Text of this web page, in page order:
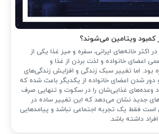
کمبود ویتامین می‌شوند؟
اکثر خانه‌های ایرانی، سفره و میز غذا یکی از
اعضای خانواده و لذت بردن از غذا و
بود. اما تغییر سبک زندگی و افزایش زندگی‌های
دور شدن اعضای خانواده از یکدیگر باعث شده که
وعده‌های غذایی‌شان را در سکوت و تنهایی صرف
جدید نشان می‌دهد که این تغییر ساده در
فقط یک تجربه اجتماعی نباشد و پیامدهایی
داشته باشد.